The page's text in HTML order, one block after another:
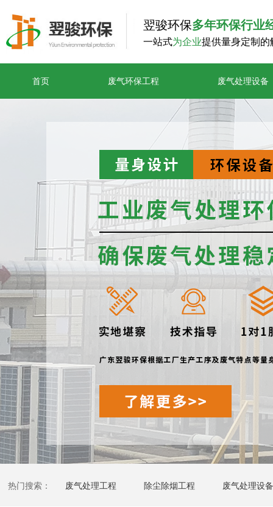
首页 废气环保工程 废气处理设备
翌骏环保多年环保行业
一站式为企业提供量身定制的
热门搜索： 废气处理工程 除尘除烟工程 废气处理设